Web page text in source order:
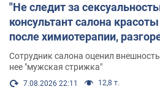
"Не следит за
консультант салона
после химиотерапии,
Сотрудник салона оценил
нее "мужская стрижка"
7.08.2026 22:11 12,8 т.